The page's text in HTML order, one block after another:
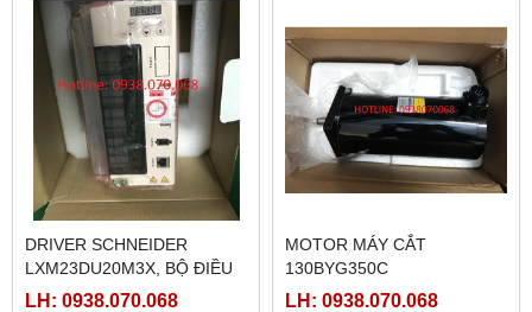
DRIVER SCHNEIDER
LXM23DU20M3X, BỘ ĐIỀU
KHIỂN SERVO
LH: 0938.070.068
MOTOR MÁY CẮT
130BYG350C
LH: 0938.070.068